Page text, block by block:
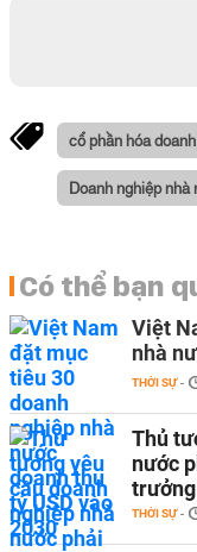
cổ phần hóa
Doanh nghiệp
Có thể bạn
Việt
nhà
THỜI SỰ -
Thủ
nước
trưởng
THỜI SỰ -